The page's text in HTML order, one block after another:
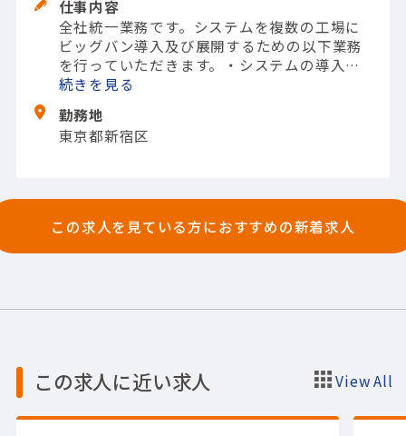
仕事内容
全社統一業務です。 システムを複数の工場に
ビッグバン導入及び展開するための以下業務
を行っていただきます。
・システムの導入及
び展開における課題解決及び推進
成・各工場の状況に応じたデータ・業務・シ
ステム移行、教育計画の立案
ーター
続きを
勤務地
東京都新宿区
この求人を見ている方におすすめの新着求人
この求人に近い求人 View All